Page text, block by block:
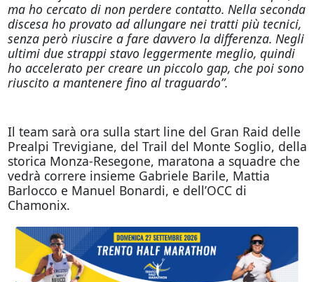
ma ho cercato di non perdere contatto. Nella seconda
discesa ho provato ad allungare nei tratti più tecnici,
senza però riuscire a fare davvero la differenza. Negli
ultimi due strappi stavo leggermente meglio, quindi
ho accelerato per creare un piccolo gap, che poi sono
riuscito a mantenere fino al traguardo”.
Il team sarà ora sulla start line del Gran Raid delle
Prealpi Trevigiane, del Trail del Monte Soglio, della
storica Monza-Resegone, maratona a squadre che
vedrà correre insieme Gabriele Barile, Mattia
Barlocco e Manuel Bonardi, e dell’OCC di
Chamonix.